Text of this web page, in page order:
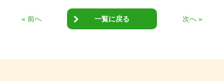
« 前へ 一覧に戻る 次へ »